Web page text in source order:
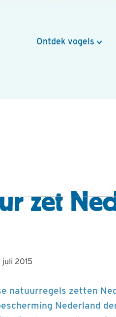
Ontdek vogels
zet
juli 2015
natuurregels zetten
Nederland